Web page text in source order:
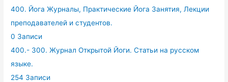
400. Йога Журналы, Практические Йога Занятия, Лекции
преподавателей и студентов.
0 Записи
400.- 300. Журнал Открытой Йоги. Статьи на русском
языке.
254 Записи